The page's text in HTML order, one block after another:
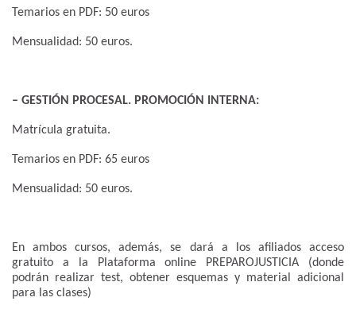
Temarios en PDF: 50 euros
Mensualidad: 50 euros.
– GESTIÓN PROCESAL. PROMOCIÓN INTERNA:
Matrícula gratuita.
Temarios en PDF: 65 euros
Mensualidad: 50 euros.
En ambos cursos, además, se dará a los afiliados acceso
gratuito a la Plataforma online PREPAROJUSTICIA (donde
podrán realizar test, obtener esquemas y material adicional
para las clases)